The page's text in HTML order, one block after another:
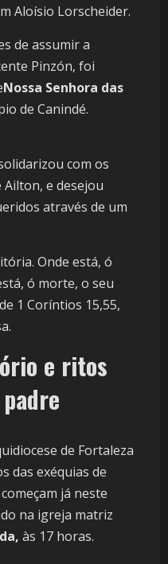
Aloísio Lorscheider.
de assumir a
Pinzón, foi
Nossa Senhora das
de Canindé.
com os
e desejou
através de um
Onde está, ó
ó morte, o seu
1 Coríntios 15,55,
e ritos
de Fortaleza
das exéquias de
já neste
na igreja matriz
às 17 horas.